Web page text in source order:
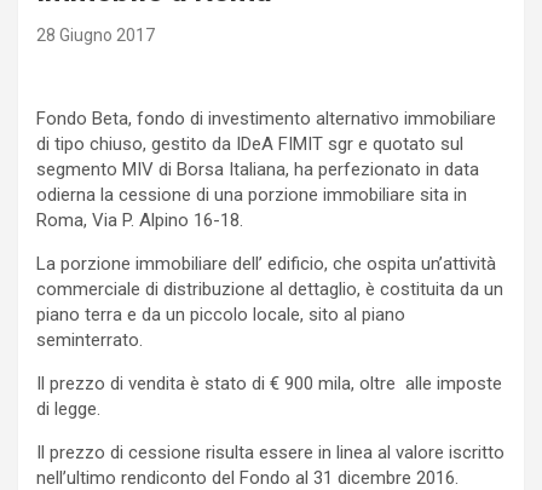
28 Giugno 2017
Fondo Beta, fondo di investimento alternativo immobiliare
di tipo chiuso, gestito da IDeA FIMIT sgr e quotato sul
segmento MIV di Borsa Italiana, ha perfezionato in data
odierna la cessione di una porzione immobiliare sita in
Roma, Via P. Alpino 16-18.
La porzione immobiliare dell’ edificio, che ospita un’attività
commerciale di distribuzione al dettaglio, è costituita da un
piano terra e da un piccolo locale, sito al piano
seminterrato.
Il prezzo di vendita è stato di € 900 mila, oltre alle imposte
di legge.
Il prezzo di cessione risulta essere in linea al valore iscritto
nell’ultimo rendiconto del Fondo al 31 dicembre 2016.